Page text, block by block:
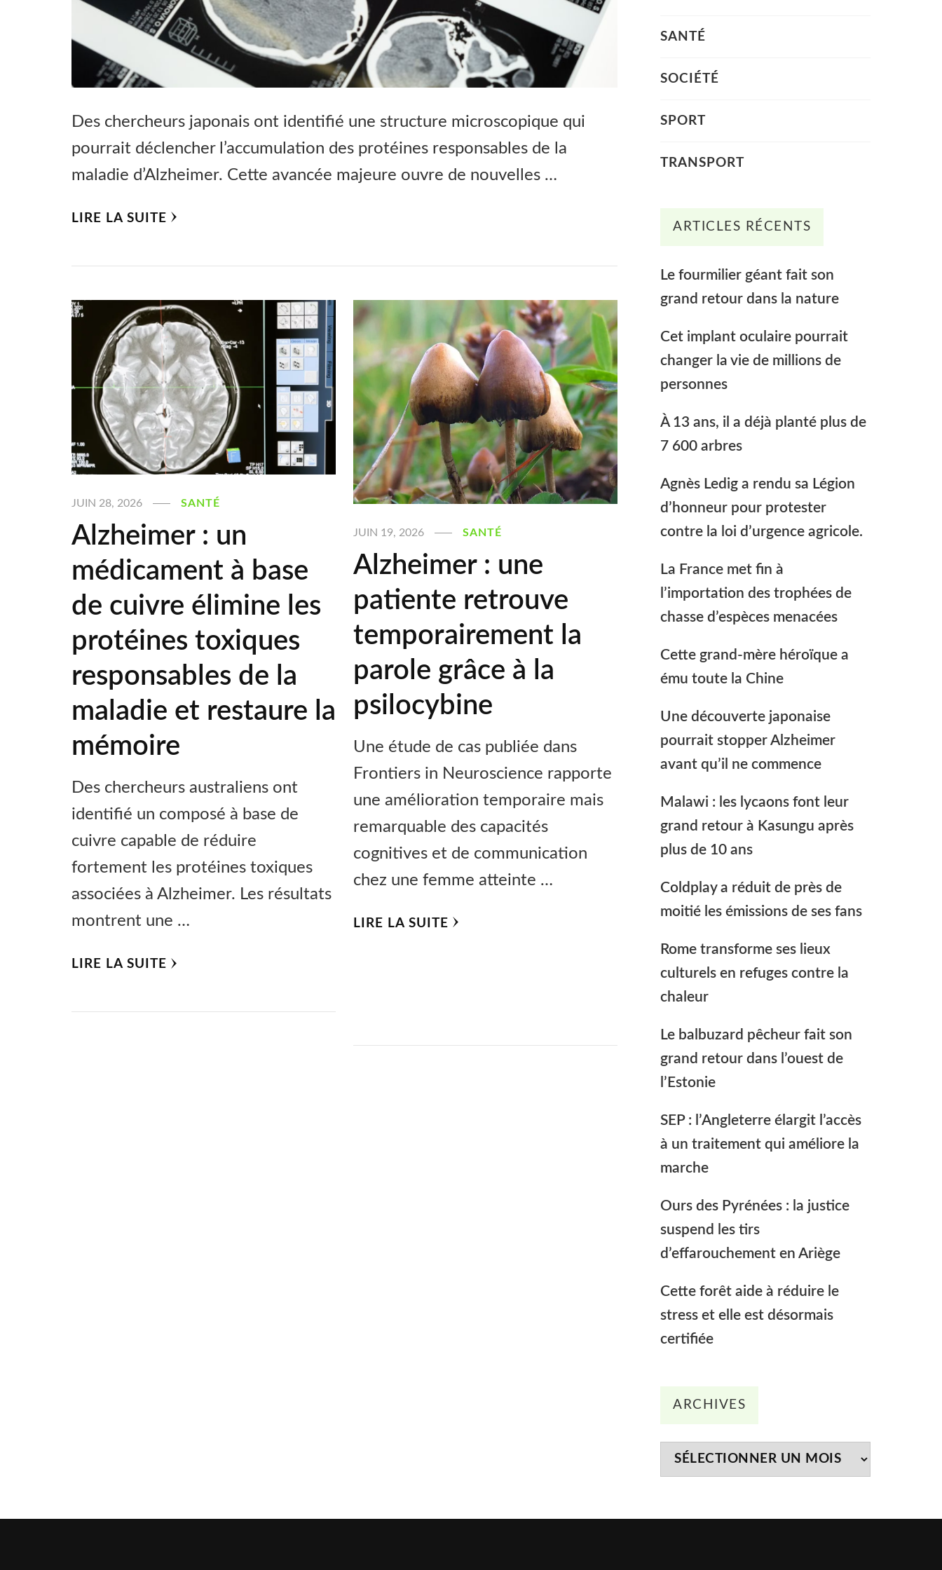
Des chercheurs japonais ont identifié une structure microscopique qui
pourrait déclencher l’accumulation des protéines responsables de la
maladie d’Alzheimer. Cette avancée majeure ouvre de nouvelles …
LIRE LA SUITE
JUIN 28, 2026 SANTÉ
Alzheimer : un
médicament à base
de cuivre élimine les
protéines toxiques
responsables de la
maladie et restaure la
mémoire
Des chercheurs australiens ont
identifié un composé à base de
cuivre capable de réduire
fortement les protéines toxiques
associées à Alzheimer. Les résultats
montrent une …
LIRE LA SUITE
JUIN 19, 2026 SANTÉ
Alzheimer : une
patiente retrouve
temporairement la
parole grâce à la
psilocybine
Une étude de cas publiée dans
Frontiers in Neuroscience rapporte
une amélioration temporaire mais
remarquable des capacités
cognitives et de communication
chez une femme atteinte …
LIRE LA SUITE
SANTÉ
SOCIÉTÉ
SPORT
TRANSPORT
ARTICLES RÉCENTS
Le fourmilier géant fait son
grand retour dans la nature
Cet implant oculaire pourrait
changer la vie de millions de
personnes
À 13 ans, il a déjà planté plus de
7 600 arbres
Agnès Ledig a rendu sa Légion
d’honneur pour protester
contre la loi d’urgence agricole.
La France met fin à
l’importation des trophées de
chasse d’espèces menacées
Cette grand-mère héroïque a
ému toute la Chine
Une découverte japonaise
pourrait stopper Alzheimer
avant qu’il ne commence
Malawi : les lycaons font leur
grand retour à Kasungu après
plus de 10 ans
Coldplay a réduit de près de
moitié les émissions de ses fans
Rome transforme ses lieux
culturels en refuges contre la
chaleur
Le balbuzard pêcheur fait son
grand retour dans l’ouest de
l’Estonie
SEP : l’Angleterre élargit l’accès
à un traitement qui améliore la
marche
Ours des Pyrénées : la justice
suspend les tirs
d’effarouchement en Ariège
Cette forêt aide à réduire le
stress et elle est désormais
certifiée
ARCHIVES